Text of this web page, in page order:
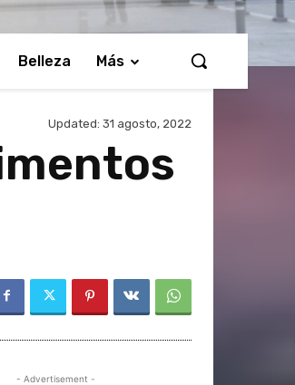
Belleza Más
Updated: 31 agosto, 2022
- Advertisement -